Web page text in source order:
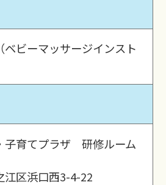
ビーマッサージインスト
子育てプラザ 研修ルーム
江区浜口西3-4-22